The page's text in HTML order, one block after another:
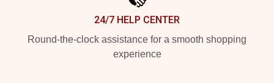
24/7 HELP CENTER
Round-the-clock assistance for a smooth shopping
experience